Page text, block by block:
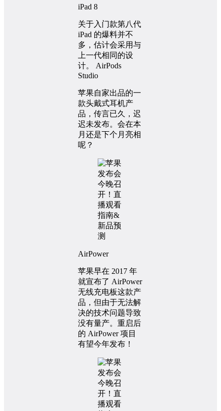
iPad 8
关于入门款第八代
iPad 的爆料并不
多，估计会采用与
上一代相同的设
计。 AirPods
Studio
苹果自家出品的一
款头戴式耳机产
品，传言已久，迟
迟未发布。会在本
月还是下个月亮相
呢？
AirPower
苹果早在 2017 年
就宣布了 AirPower
无线充电板这款产
品，但由于无法解
决的技术问题导致
没有量产。重启后
的 AirPower 项目
有望今年发布！